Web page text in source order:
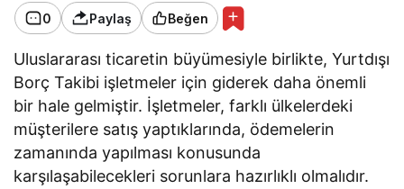
0 Paylaş Beğen
Uluslararası ticaretin büyümesiyle birlikte, Yurtdışı
Borç Takibi işletmeler için giderek daha önemli
bir hale gelmiştir. İşletmeler, farklı ülkelerdeki
müşterilere satış yaptıklarında, ödemelerin
zamanında yapılması konusunda
karşılaşabilecekleri sorunlara hazırlıklı olmalıdır.